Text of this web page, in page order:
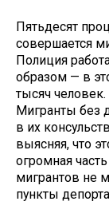
Пятьдесят
совершается
Полиция
образом — в
тысяч
Мигранты без
в их
выясняя, что
огромная
мигрантов не
пункты